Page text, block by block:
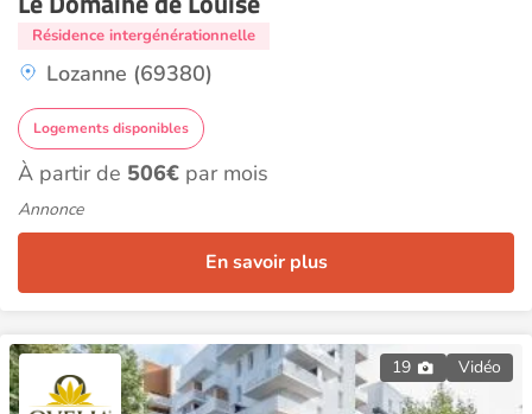
Résidence intergénérationnelle
Lozanne (69380)
Logements disponibles
À partir de 506€ par mois
Annonce
En savoir plus
19 Vidéo